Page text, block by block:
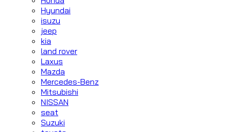
Hyundai
isuzu
jeep
kia
land rover
Laxus
Mazda
Mercedes-Benz
Mitsubishi
NISSAN
seat
Suzuki